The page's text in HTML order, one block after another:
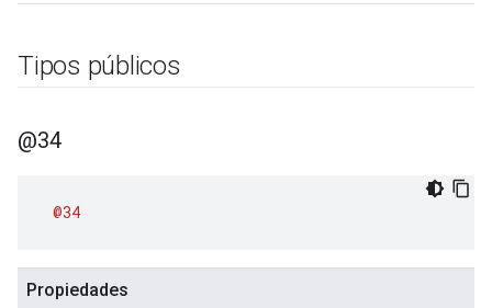
Tipos públicos
@34
@34
Propiedades